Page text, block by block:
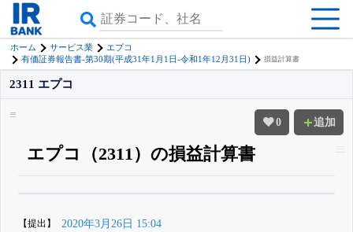
ホーム サービス業
エプコ
有価証券報告書-第30期(平成31年1月1日-令和1年12月31日)
損益計算書
0 追加
2311 エプコ
エプコ（2311）の損益計算書
詳しく見られる 無料でβ版をはじめる
【提出】 2020年3月26日 15:04